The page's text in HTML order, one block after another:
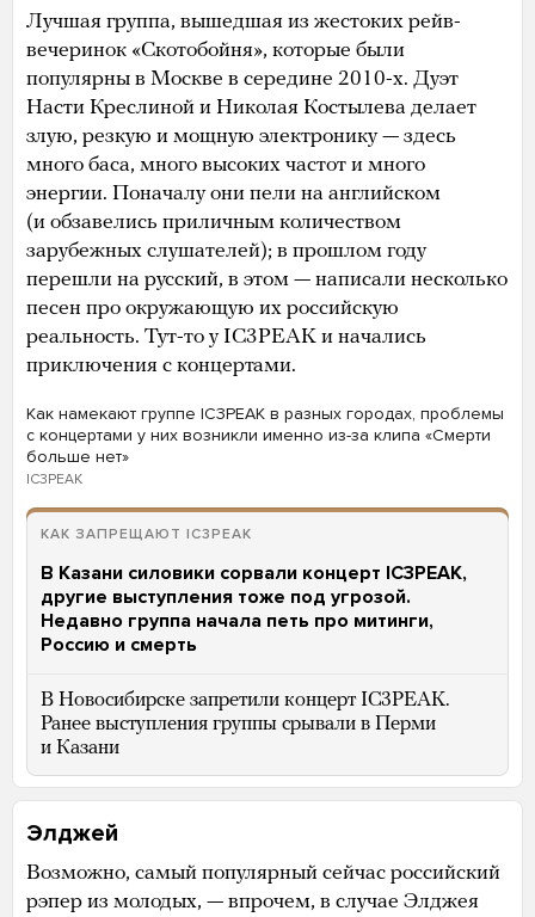
Лучшая группа, вышедшая из жестоких рейв-
вечеринок «Скотобойня», которые были
популярны в Москве в середине 2010-х. Дуэт
Насти Креслиной и Николая Костылева делает
злую, резкую и мощную электронику — здесь
много баса, много высоких частот и много
энергии. Поначалу они пели на английском
(и обзавелись приличным количеством
зарубежных слушателей); в прошлом году
перешли на русский, в этом — написали несколько
песен про окружающую их российскую
реальность. Тут-то у IC3PEAK и начались
приключения с концертами.
Как намекают группе IC3PEAK в разных городах, проблемы
с концертами у них возникли именно из-за клипа «Смерти
больше нет»
IC3PEAK
КАК ЗАПРЕЩАЮТ IC3PEAK
В Казани силовики сорвали концерт IC3PEAK,
другие выступления тоже под угрозой.
Недавно группа начала петь про митинги,
Россию и смерть
В Новосибирске запретили концерт IC3PEAK.
Ранее выступления группы срывали в Перми
и Казани
Элджей
Возможно, самый популярный сейчас российский
рэпер из молодых, — впрочем, в случае Элджея